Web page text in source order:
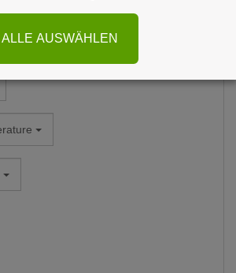
ALLE AUSWÄHLEN